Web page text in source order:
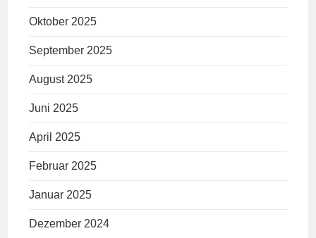
Oktober 2025
September 2025
August 2025
Juni 2025
April 2025
Februar 2025
Januar 2025
Dezember 2024